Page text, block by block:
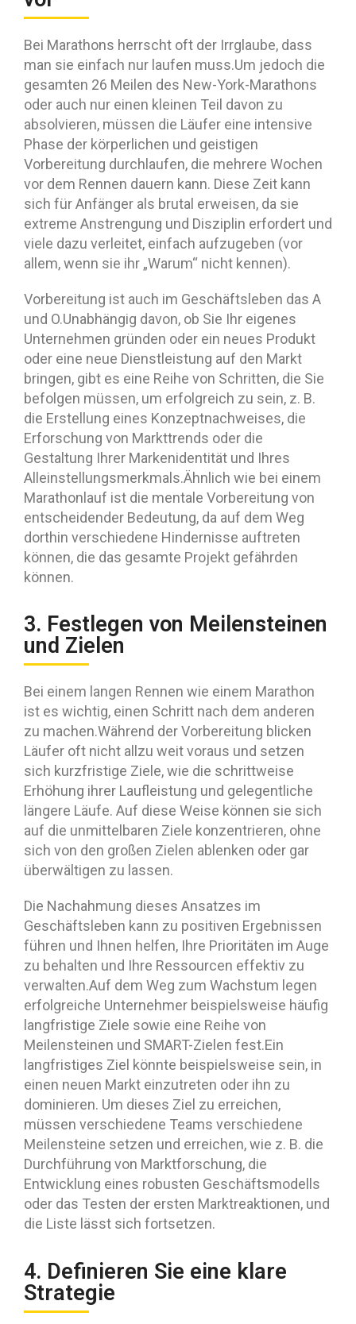
Bei Marathons herrscht oft der Irrglaube, dass
man sie einfach nur laufen muss.Um jedoch die
gesamten 26 Meilen des New-York-Marathons
oder auch nur einen kleinen Teil davon zu
absolvieren, müssen die Läufer eine intensive
Phase der körperlichen und geistigen
Vorbereitung durchlaufen, die mehrere Wochen
vor dem Rennen dauern kann. Diese Zeit kann
sich für Anfänger als brutal erweisen, da sie
extreme Anstrengung und Disziplin erfordert und
viele dazu verleitet, einfach aufzugeben (vor
allem, wenn sie ihr „Warum“ nicht kennen).
Vorbereitung ist auch im Geschäftsleben das A
und O.Unabhängig davon, ob Sie Ihr eigenes
Unternehmen gründen oder ein neues Produkt
oder eine neue Dienstleistung auf den Markt
bringen, gibt es eine Reihe von Schritten, die Sie
befolgen müssen, um erfolgreich zu sein, z. B.
die Erstellung eines Konzeptnachweises, die
Erforschung von Markttrends oder die
Gestaltung Ihrer Markenidentität und Ihres
Alleinstellungsmerkmals.Ähnlich wie bei einem
Marathonlauf ist die mentale Vorbereitung von
entscheidender Bedeutung, da auf dem Weg
dorthin verschiedene Hindernisse auftreten
können, die das gesamte Projekt gefährden
können.
3. Festlegen von Meilensteinen
und Zielen
Bei einem langen Rennen wie einem Marathon
ist es wichtig, einen Schritt nach dem anderen
zu machen.Während der Vorbereitung blicken
Läufer oft nicht allzu weit voraus und setzen
sich kurzfristige Ziele, wie die schrittweise
Erhöhung ihrer Laufleistung und gelegentliche
längere Läufe. Auf diese Weise können sie sich
auf die unmittelbaren Ziele konzentrieren, ohne
sich von den großen Zielen ablenken oder gar
überwältigen zu lassen.
Die Nachahmung dieses Ansatzes im
Geschäftsleben kann zu positiven Ergebnissen
führen und Ihnen helfen, Ihre Prioritäten im Auge
zu behalten und Ihre Ressourcen effektiv zu
verwalten.Auf dem Weg zum Wachstum legen
erfolgreiche Unternehmer beispielsweise häufig
langfristige Ziele sowie eine Reihe von
Meilensteinen und SMART-Zielen fest.Ein
langfristiges Ziel könnte beispielsweise sein, in
einen neuen Markt einzutreten oder ihn zu
dominieren. Um dieses Ziel zu erreichen,
müssen verschiedene Teams verschiedene
Meilensteine setzen und erreichen, wie z. B. die
Durchführung von Marktforschung, die
Entwicklung eines robusten Geschäftsmodells
oder das Testen der ersten Marktreaktionen, und
die Liste lässt sich fortsetzen.
4. Definieren Sie eine klare
Strategie